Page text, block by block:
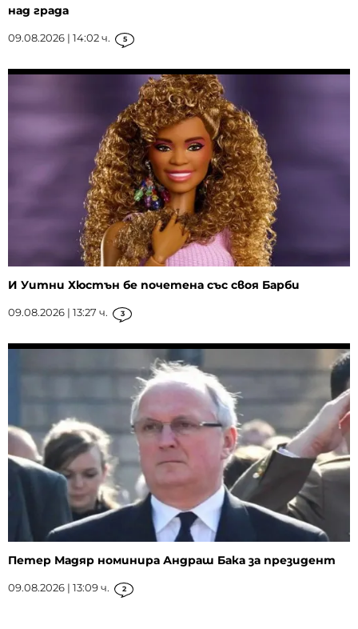
над града
09.08.2026 | 14:02 ч. 5
И Уитни Хюстън бе почетена със своя Барби
09.08.2026 | 13:27 ч. 3
Петер Мадяр номинира Андраш Бака за президент
09.08.2026 | 13:09 ч. 2